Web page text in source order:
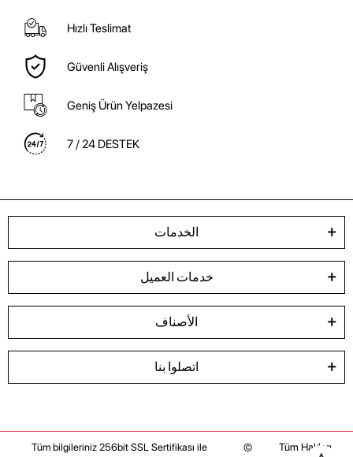
Hızlı Teslimat
Güvenli Alışveriş
Geniş Ürün Yelpazesi
7 / 24 DESTEK
الخدمات
خدمات العميل
الأصناف
اتصلوا بنا
Tüm bilgileriniz 256bit SSL Sertifikası ile
©
Tüm Hakları